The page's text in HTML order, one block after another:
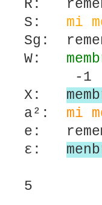
R:
S: mi
Sg:
W:
-1
X:
a²: mi
e:
ε:
5